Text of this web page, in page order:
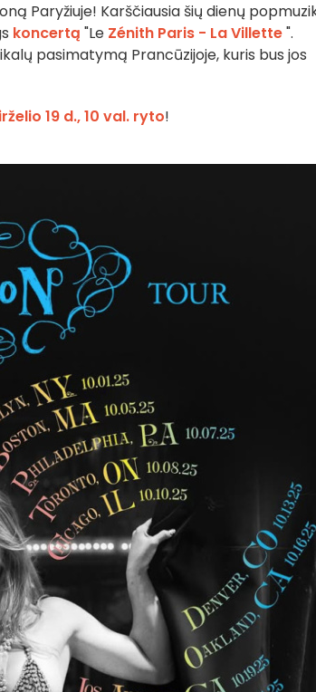
Paryžiuje! Karščiausia šių dienų
koncertą "Le Zénith Paris - La Villette".
pasimatymą Prancūzijoje, kuris bus jos
19 d., 10 val. ryto!